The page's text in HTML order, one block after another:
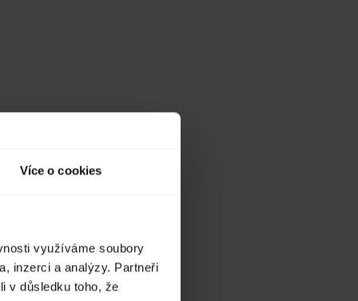
Více o cookies
využíváme soubory
inzerci a analýzy. Partneři
v důsledku toho, že